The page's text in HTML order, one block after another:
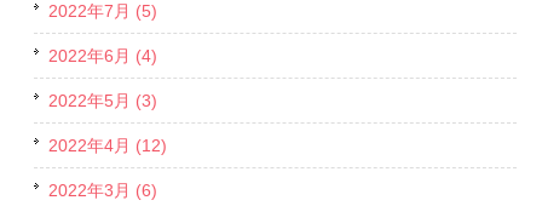
2022年7月 (5)
2022年6月 (4)
2022年5月 (3)
2022年4月 (12)
2022年3月 (6)